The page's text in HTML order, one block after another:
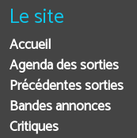
Le site
Accueil
Agenda des sorties
Précédentes sorties
Bandes annonces
Critiques